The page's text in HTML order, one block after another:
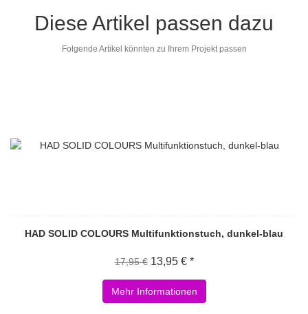
Diese Artikel passen dazu
Folgende Artikel könnten zu Ihrem Projekt passen
HAD SOLID COLOURS Multifunktionstuch, dunkel-blau
17,95 € 13,95 € *
Mehr Informationen